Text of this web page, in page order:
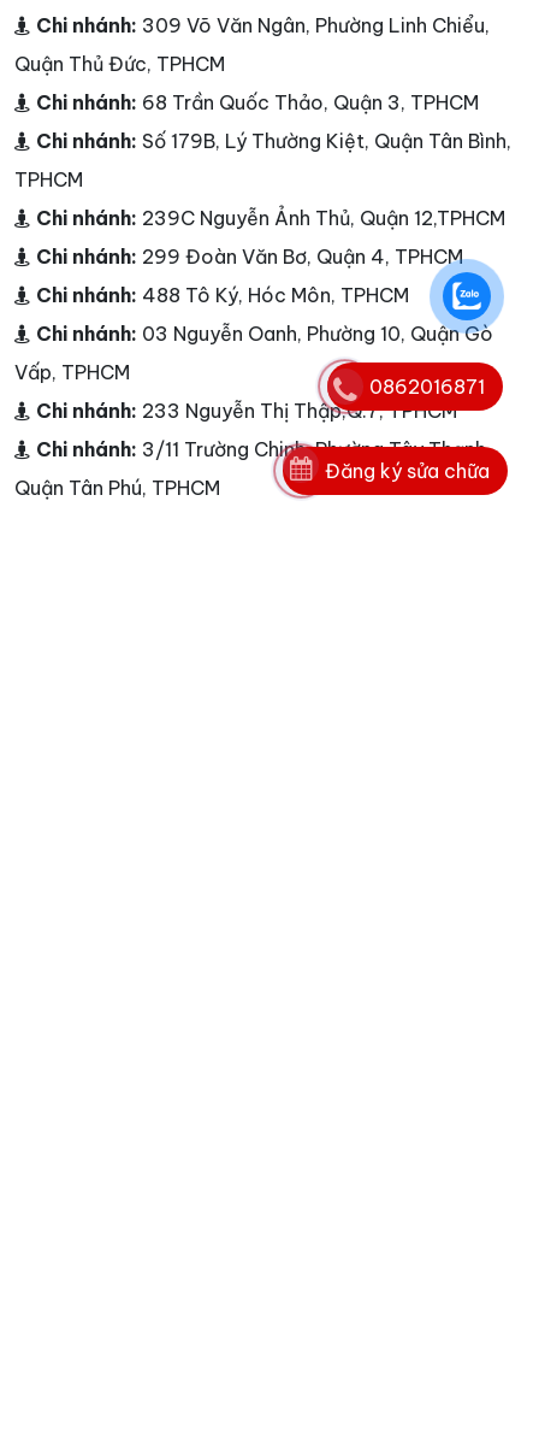
Chi nhánh: 309 Võ Văn Ngân, Phường Linh Chiểu,
Quận Thủ Đức, TPHCM
Chi nhánh: 68 Trần Quốc Thảo, Quận 3, TPHCM
Chi nhánh: Số 179B, Lý Thường Kiệt, Quận Tân Bình,
TPHCM
Chi nhánh: 239C Nguyễn Ảnh Thủ, Quận 12,TPHCM
Chi nhánh: 299 Đoàn Văn Bơ, Quận 4, TPHCM
Chi nhánh: 488 Tô Ký, Hóc Môn, TPHCM
Chi nhánh: 03 Nguyễn Oanh, Phường 10, Quận Gò
Vấp, TPHCM
Chi nhánh: 233 Nguyễn Thị Thập,Q.7, TPHCM
Chi nhánh: 3/11 Trường Chinh, Phường Tây Thạnh,
Quận Tân Phú, TPHCM
Đăng ký sửa chữa
0862016871